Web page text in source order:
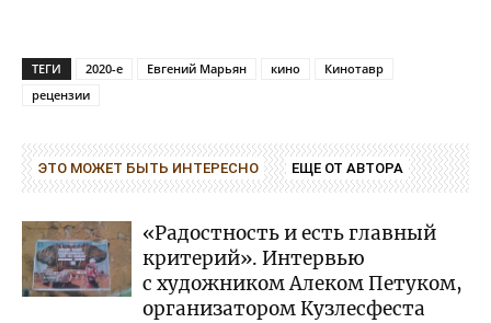
ТЕГИ 2020-е Евгений Марьян кино
Кинотавр
рецензии
ЭТО МОЖЕТ БЫТЬ ИНТЕРЕСНО ЕЩЕ ОТ АВТОРА
«Радостность и есть главный
критерий». Интервью
с художником Алеком Петуком,
организатором Кузлесфеста